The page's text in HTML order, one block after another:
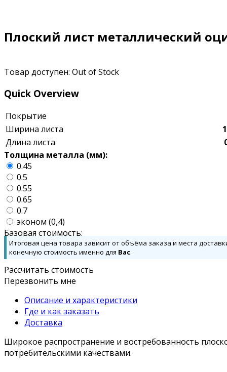
Плоский лист металлический
Товар доступен: Out of Stock
Quick Overview
Покрытие
Ширина листа
Длина листа
Толщина металла (мм):
0.45
0.5
0.55
0.65
0.7
эконом (0,4)
Базовая стоимость:
Итоговая цена товара зависит от объёма заказа и места
конечную стоимость именно для Вас.
Рассчитать стоимость
Перезвонить мне
Описание и характеристики
Где и как заказать
Доставка
Широкое распространение и востребованность
потребительскими качествами.